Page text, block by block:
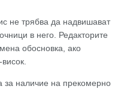
не трябва да надвишават
в него. Редакторите
обосновка, ако
наличие на прекомерно